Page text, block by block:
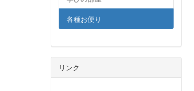
各種お便り
リンク